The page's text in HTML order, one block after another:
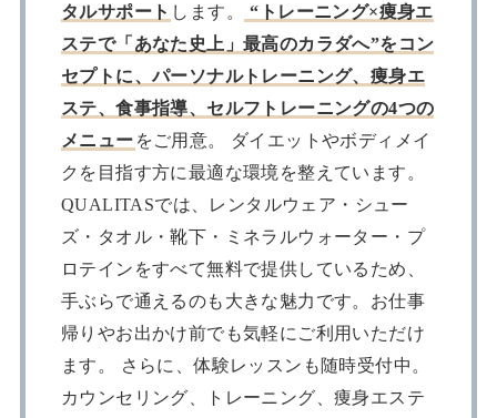
タルサポート します。
“トレーニング×痩身エ
ステで「あなた史上」最高のカラダへ”をコン
セプトに、パーソナルトレーニング、痩身エ
ステ、食事指導、セルフトレーニングの4つの
メニュー をご用意。 ダイエットやボディメイ
クを目指す方に最適な環境を整えています。
QUALITASでは、レンタルウェア・シュー
ズ・タオル・靴下・ミネラルウォーター・プ
ロテインをすべて無料で提供しているため、
手ぶらで通えるのも大きな魅力です。お仕事
帰りやお出かけ前でも気軽にご利用いただけ
ます。 さらに、体験レッスンも随時受付中。
カウンセリング、トレーニング、痩身エステ